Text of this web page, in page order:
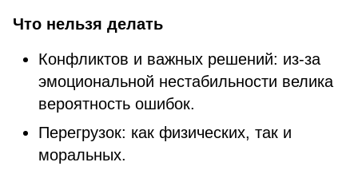
Что нельзя делать
Конфликтов и важных решений: из-за
эмоциональной нестабильности велика
вероятность ошибок.
Перегрузок: как физических, так и
моральных.